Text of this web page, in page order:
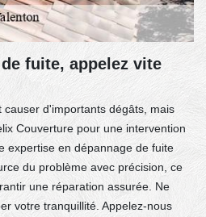
fuite, appelez vite
d'importants dégâts, mais
Couverture pour une intervention
expertise en dépannage de fuite
du problème avec précision, ce
une réparation assurée. Ne
votre tranquillité. Appelez-nous